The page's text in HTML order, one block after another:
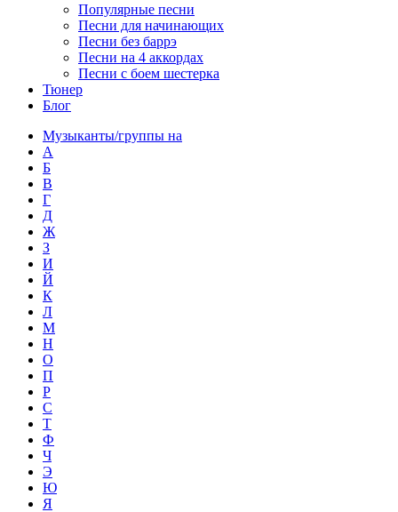
Популярные песни
Песни для начинающих
Песни без баррэ
Песни на 4 аккордах
Песни с боем шестерка
Тюнер
Блог
Музыканты/группы на
А
Б
В
Г
Д
Ж
З
И
Й
К
Л
М
Н
О
П
Р
С
Т
Ф
Ч
Э
Ю
Я